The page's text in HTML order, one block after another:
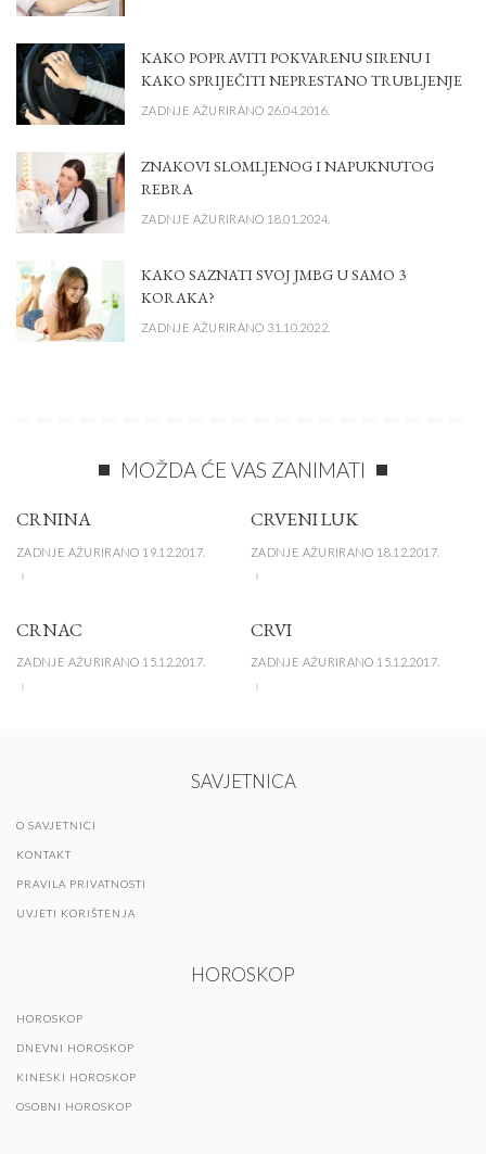
KAKO POPRAVITI POKVARENU SIRENU I
KAKO SPRIJEČITI NEPRESTANO TRUBLJENJE
ZADNJE AŽURIRANO 26.04.2016.
ZNAKOVI SLOMLJENOG I NAPUKNUTOG
REBRA
ZADNJE AŽURIRANO 18.01.2024.
KAKO SAZNATI SVOJ JMBG U SAMO 3
KORAKA?
ZADNJE AŽURIRANO 31.10.2022.
MOŽDA ĆE VAS ZANIMATI
CRNINA
ZADNJE AŽURIRANO 19.12.2017.
CRVENI LUK
ZADNJE AŽURIRANO 18.12.2017.
CRNAC
ZADNJE AŽURIRANO 15.12.2017.
CRVI
ZADNJE AŽURIRANO 15.12.2017.
SAVJETNICA
O SAVJETNICI
KONTAKT
PRAVILA PRIVATNOSTI
UVJETI KORIŠTENJA
HOROSKOP
HOROSKOP
DNEVNI HOROSKOP
KINESKI HOROSKOP
OSOBNI HOROSKOP